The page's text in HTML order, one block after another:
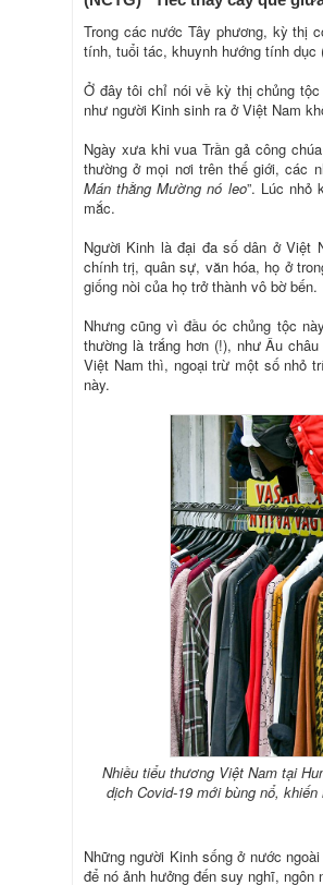
Trong các nước Tây phương, kỳ thị
tính, tuổi tác, khuynh hướng tính
Ở đây tôi chỉ nói về kỳ thị chủng
như người Kinh sinh ra ở Việt Nam
Ngày xưa khi vua Trần gả công
thường ở mọi nơi trên thế giới, các
Mán thằng Mường nó leo”. Lúc nhỏ
mắc.
Người Kinh là đại đa số dân ở Việt
chính trị, quân sự, văn hóa, họ ở
giống nòi của họ trở thành vô bờ bến.
Nhưng cũng vì đầu óc chủng tộc
thường là trắng hơn (!), như Âu
Việt Nam thì, ngoại trừ một số nhỏ
này.
Nhiều tiểu thương Việt Nam tại
dịch Covid-19 mới bùng nổ,
Những người Kinh sống ở nước
để nó ảnh hưởng đến suy nghĩ, ngôn